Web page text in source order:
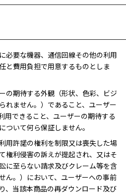
必要な機器、通信回線その他の利用
と費用負担で用意するものとしま
の期待する外観（形状、色彩、ビジ
れません。）であること、ユーザー
用できること、ユーザーの期待する
ついて何ら保証しません。
用許諾の権利を制限又は喪失した場
権利侵害の訴えが提起され、又はそ
に至らない請求及びクレーム等を含
ん。）において、ユーザーへの事前
、当該本商品の再ダウンロード及び